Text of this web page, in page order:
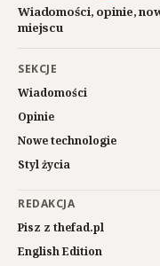
Wiadomości, opinie,
miejscu
SEKCJE
Wiadomości
Opinie
Nowe technologie
Styl życia
REDAKCJA
Pisz z thefad.pl
English Edition